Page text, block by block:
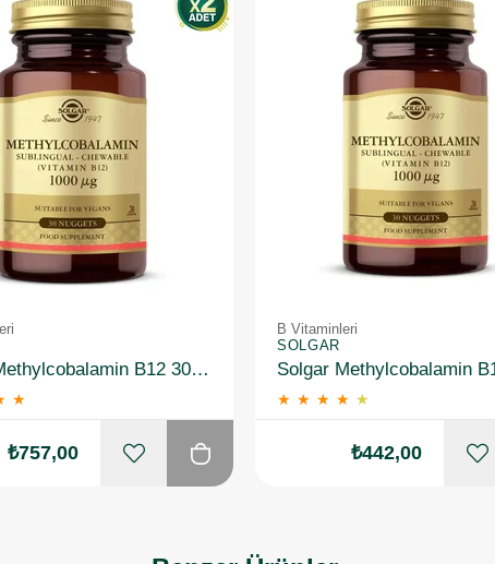
Solgar Methylcobalamin B12 30 Tablet 2'li
★
₺757,00
B Vitaminleri
SOLGAR
★ ★ ★ ★ ★
₺442,00